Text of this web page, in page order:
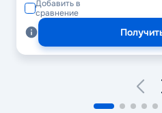
Добавить в
сравнение